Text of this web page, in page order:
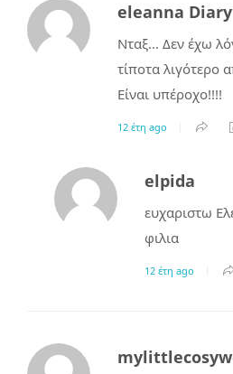
eleanna Diary
Νταξ… Δεν έχω
τίποτα λιγότερο
Είναι υπέροχο!!!!
12 έτη ago
elpida
ευχαριστω
φιλια
12 έτη ago